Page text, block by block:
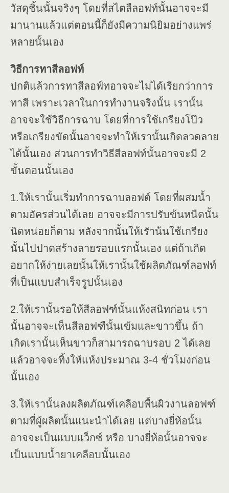
วัสดุชิ้นนั้นจริงๆ โดยที่สไตลืลอฟท์นั้นอาจจะมี
มานานแล้วแต่ตอนนี้ก็ยังมีความนิยิมอย่างแพร่
หลายนั้นเอง
วิธีการทาสีลอฟท์
ปกติแล้วการทาสีลอฟ์ทอาจจะไม่ได้เรียกว่าการ
ทาสี เพราะเวลาในการทำงานจริงนั้น เรานั้น
อาจจะใช้วิธีการฉาบ โดยที่การใช้เกรียงโป๊ว
หรือเกรียงขัดนั้นอาจจะทำให้เรานั้นเกิดลวดลาย
ได้นั้นเอง ส่วนการทำวิธีสีลอฟท์นั้นอาจจะมี 2
ขั้นตอนนั้นเอง
1.ให้เรานั้นเริ่มทำการฉาบลอฟต์ โดยที่ผสมน้ำ
ตามอัครส่วนได้เลย อาจจะมีการปรับข้นหนืดนั้น
นิดหน่อยก็ตาม หลังจากนั้นให้เรัาน้นใช้เกรียง
นั้นไปปาดสร้างลายรอบแรกนั้นเอง แต่ถ้าเกิด
อยากให้ง่ายเลยนั้นให้เรานั้นใช้ผลิตภัณฑ์ลอฟท์
ที่เป็นแบบสำเร็จรูปนั้นเอง
2.ให้เรานั้นรอให้สีลอฟฑ์นั้นแห้งสนิทก่อน เรา
นั้นอาจจะเห็นสีลอฟฑืนั้นเข้มและขาวขึ้น ถ้า
เกิดเรานั้นเห็นขาวก็สามารถฉาบรอบ 2 ได้เลย
แล้วอาจจะทิ้งให้แห้งประมาณ 3-4 ชั่วโมงก่อน
นั้นเอง
3.ให้เรานั้นลงผลิตภัณฑ์เคลือบพื้นผิวงานลอฟฑ์
ตามที่ผู้ผลิตนั้นแนะนำได้เลย แต่บางยี่ห้อนั้น
อาจจะเป็นแบบแว็กซ์ หรือ บางยี่ห้อนั้นอาจจะ
เป็นแบบน้ำยาเคลือบนั้นเอง